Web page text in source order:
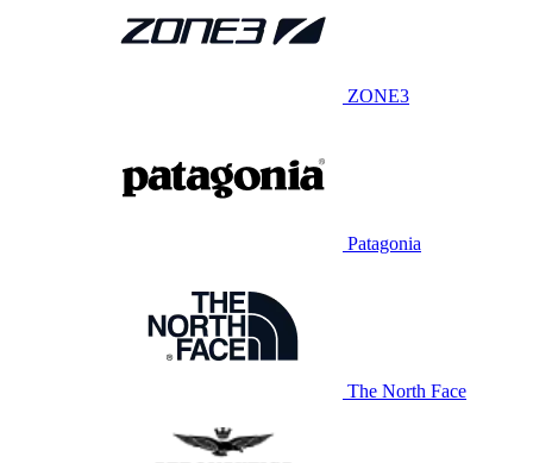
ZONE3
Patagonia
The North Face